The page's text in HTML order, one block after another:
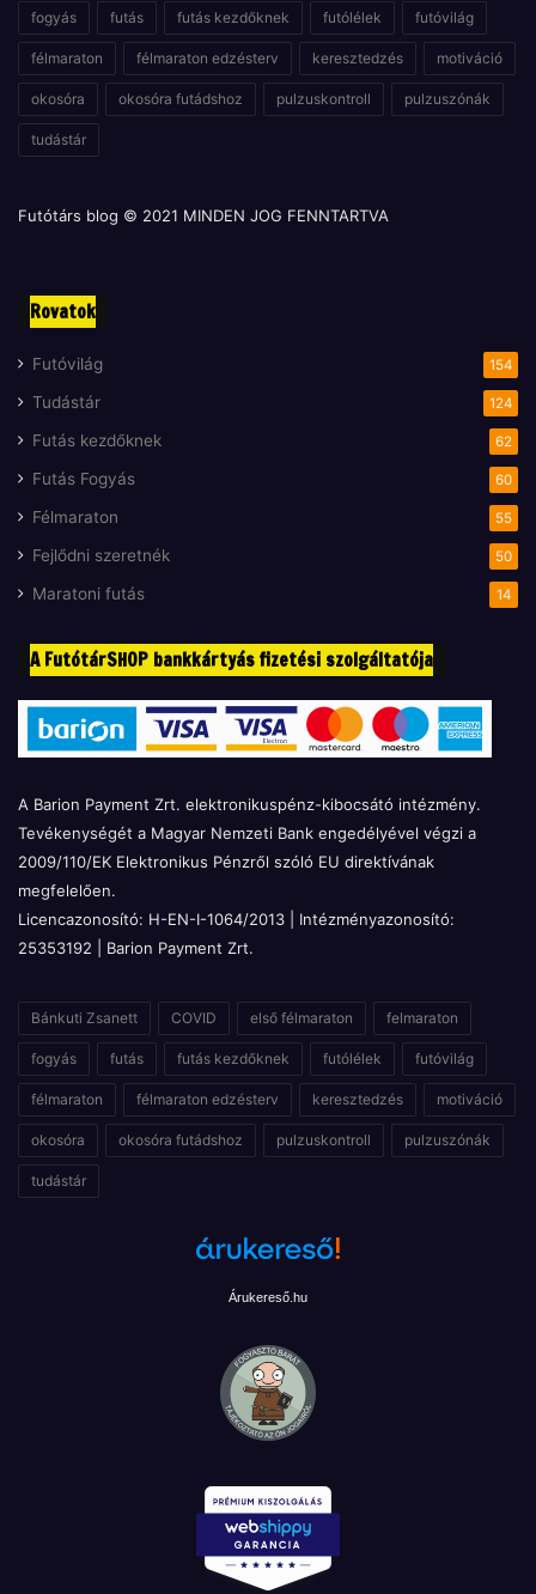
fogyás futás futás kezdőknek futólélek futóvilág
félmaraton félmaraton edzésterv keresztedzés motiváció
okosóra okosóra futádshoz pulzuskontroll pulzuszónák
tudástár
Futótárs blog © 2021 MINDEN JOG FENNTARTVA
Rovatok
Futóvilág 154
Tudástár 124
Futás kezdőknek 62
Futás Fogyás 60
Félmaraton 55
Fejlődni szeretnék 50
Maratoni futás 14
A FutótárSHOP bankkártyás fizetési szolgáltatója
A Barion Payment Zrt. elektronikuspénz-kibocsátó intézmény.
Tevékenységét a Magyar Nemzeti Bank engedélyével végzi a
2009/110/EK Elektronikus Pénzről szóló EU direktívának
megfelelően.
Licencazonosító: H-EN-I-1064/2013 | Intézményazonosító:
25353192 | Barion Payment Zrt.
Bánkuti Zsanett COVID első félmaraton felmaraton
fogyás futás futás kezdőknek futólélek futóvilág
félmaraton félmaraton edzésterv keresztedzés motiváció
okosóra okosóra futádshoz pulzuskontroll pulzuszónák
tudástár
Árukereső.hu